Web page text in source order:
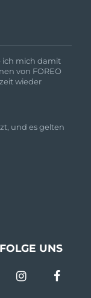
ich mich damit
von FOREO
wieder
und es gelten
FOLGE UNS